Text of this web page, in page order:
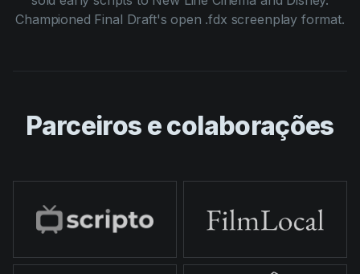
Championed Final Draft's open .fdx screenplay format.
Parceiros e colaborações